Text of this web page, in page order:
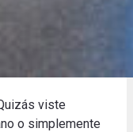
viste
o simplemente